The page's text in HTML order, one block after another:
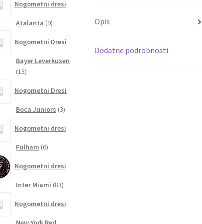
Opis
Dodatne podrobnosti
Nogometni dresi
Atalanta 99
Nogometni Dresi
Bayer Leverkusen
1515
Nogometni Dresi
Boca Juniors 33
Nogometni dresi
Fulham 66
Nogometni dresi
Inter Miami 8383
Nogometni dresi